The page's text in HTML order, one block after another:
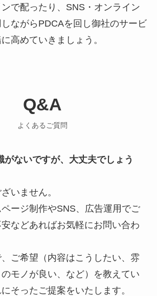
で配ったり、SNS・オンライン
ながらPDCAを回し御社のサービ
高めていきましょう。
Q&A
よくあるご質問
がないですが、大丈夫でしょう
いません。
ージ制作やSNS、広告運用でご
などあればお気軽にお問い合わ
ご希望（内容はこうしたい、雰
モノが良い、など）を教えてい
そったご提案をいたします。